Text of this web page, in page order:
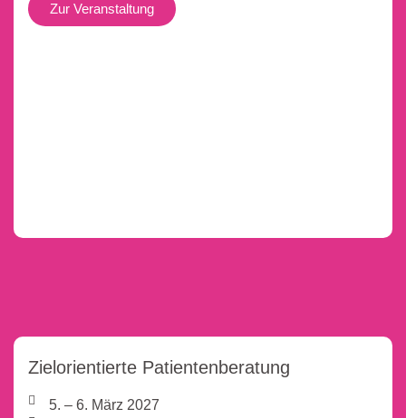
Zur Veranstaltung
Zielorientierte Patientenberatung
5. – 6. März 2027